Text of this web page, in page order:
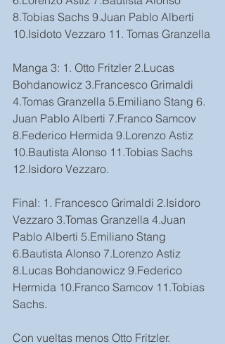
8.Tobias Sachs 9.Juan Pablo Alberti
10.Isidoto Vezzaro 11. Tomas Granzella
Manga 3: 1. Otto Fritzler 2.Lucas
Bohdanowicz 3.Francesco Grimaldi
4.Tomas Granzella 5.Emiliano Stang 6.
Juan Pablo Alberti 7.Franco Samcov
8.Federico Hermida 9.Lorenzo Astiz
10.Bautista Alonso 11.Tobias Sachs
12.Isidoro Vezzaro.
Final: 1. Francesco Grimaldi 2.Isidoro
Vezzaro 3.Tomas Granzella 4.Juan
Pablo Alberti 5.Emiliano Stang
6.Bautista Alonso 7.Lorenzo Astiz
8.Lucas Bohdanowicz 9.Federico
Hermida 10.Franco Samcov 11.Tobias
Sachs.
Con vueltas menos Otto Fritzler.